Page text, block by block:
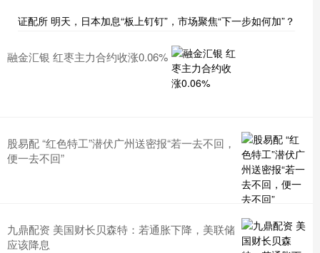
证配所 明天，日本加息“板上钉钉”，市场聚焦“下一步如何加”？
融金汇银 红枣主力合约收涨0.06%
股易配 “红色特工”潜伏广州送密报“若一去不回，
便一去不回”
九鼎配资 美国财长贝森特：若通胀下降，美联储
应该降息